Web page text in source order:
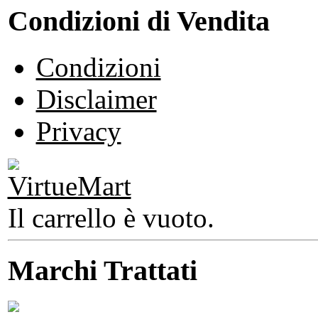
Condizioni di Vendita
Condizioni
Disclaimer
Privacy
Il carrello è vuoto.
Marchi Trattati